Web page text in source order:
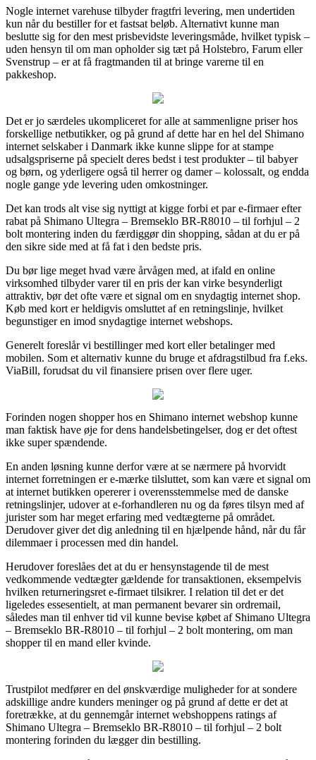
Nogle internet varehuse tilbyder fragtfri levering, men undertiden
kun når du bestiller for et fastsat beløb. Alternativt kunne man
beslutte sig for den mest prisbevidste leveringsmåde, hvilket typisk –
uden hensyn til om man opholder sig tæt på Holstebro, Farum eller
Svenstrup – er at få fragtmanden til at bringe varerne til en
pakkeshop.
Det er jo særdeles ukompliceret for alle at sammenligne priser hos
forskellige netbutikker, og på grund af dette har en hel del Shimano
internet selskaber i Danmark ikke kunne slippe for at stampe
udsalgspriserne på specielt deres bedst i test produkter – til babyer
og børn, og yderligere også til herrer og damer – kolossalt, og endda
nogle gange yde levering uden omkostninger.
Det kan trods alt vise sig nyttigt at kigge forbi et par e-firmaer efter
rabat på Shimano Ultegra – Bremseklo BR-R8010 – til forhjul – 2
bolt montering inden du færdiggør din shopping, sådan at du er på
den sikre side med at få fat i den bedste pris.
Du bør lige meget hvad være årvågen med, at ifald en online
virksomhed tilbyder varer til en pris der kan virke besynderligt
attraktiv, bør det ofte være et signal om en snydagtig internet shop.
Køb med kort er heldigvis omsluttet af en retningslinje, hvilket
begunstiger en imod snydagtige internet webshops.
Generelt foreslår vi bestillinger med kort eller betalinger med
mobilen. Som et alternativ kunne du bruge et afdragstilbud fra f.eks.
ViaBill, forudsat du vil finansiere prisen over flere uger.
Forinden nogen shopper hos en Shimano internet webshop kunne
man faktisk have øje for dens handelsbetingelser, dog er det oftest
ikke super spændende.
En anden løsning kunne derfor være at se nærmere på hvorvidt
internet forretningen er e-mærke tilsluttet, som kan være et signal om
at internet butikken opererer i overensstemmelse med de danske
retningslinjer, udover at e-forhandleren nu og da føres tilsyn med af
jurister som har meget erfaring med vedtægterne på området.
Derudover giver det dig anledning til en hjælpende hånd, når du får
dilemmaer i processen med din handel.
Herudover foreslåes det at du er hensynstagende til de mest
vedkommende vedtægter gældende for transaktionen, eksempelvis
hvilken returneringsret e-firmaet tilsikrer. I relation til det er det
ligeledes essesentielt, at man permanent bevarer sin ordremail,
således man til enhver tid vil kunne bevise købet af Shimano Ultegra
– Bremseklo BR-R8010 – til forhjul – 2 bolt montering, om man
shopper til en mand eller kvinde.
Trustpilot medfører en del ønskværdige muligheder for at sondere
adskillige andre kunders meninger og på grund af dette er det at
foretrække, at du gennemgår internet webshoppens ratings af
Shimano Ultegra – Bremseklo BR-R8010 – til forhjul – 2 bolt
montering forinden du lægger din bestilling.